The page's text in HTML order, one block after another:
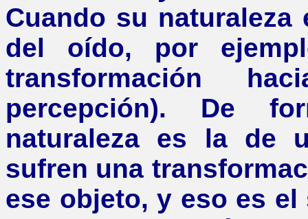
Cuando su
del oído, por
transformación
percepción). De
naturaleza es la de
sufren una
ese objeto, y eso es